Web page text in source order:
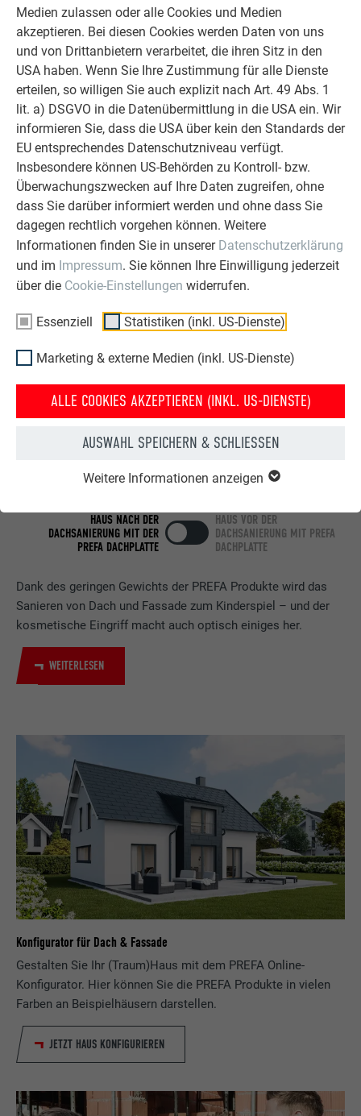
Medien zulassen oder alle Cookies und Medien
akzeptieren. Bei diesen Cookies werden Daten von uns
und von Drittanbietern verarbeitet, die ihren Sitz in den
USA haben. Wenn Sie Ihre Zustimmung für alle Dienste
erteilen, so willigen Sie auch explizit nach Art. 49 Abs. 1
lit. a) DSGVO in die Datenübermittlung in die USA ein. Wir
informieren Sie, dass die USA über kein den Standards der
EU entsprechendes Datenschutzniveau verfügt.
Insbesondere können US-Behörden zu Kontroll- bzw.
Überwachungszwecken auf Ihre Daten zugreifen, ohne
dass Sie darüber informiert werden und ohne dass Sie
dagegen rechtlich vorgehen können. Weitere
Informationen finden Sie in unserer Datenschutzerklärung
und im Impressum. Sie können Ihre Einwilligung jederzeit
über die Cookie-Einstellungen widerrufen.
Essenziell Statistiken (inkl. US-Dienste)
Marketing & externe Medien (inkl. US-Dienste)
ALLE COOKIES AKZEPTIEREN (INKL. US-DIENSTE)
AUSWAHL SPEICHERN & SCHLIESSEN
Weitere Informationen anzeigen
Deshalb versuchen wir als PREFA in
allen Phasen Ihres Projektes als
starker Begleiter zur Seite zu stehen.
Überzeugen Sie sich selbst!
WEITERLESEN
Dank des geringen Gewichts der PREFA Produkte wird das
Sanieren von Dach und Fassade zum Kinderspiel – und der
kosmetische Eingriff macht auch optisch einiges her.
WEITERLESEN
PREFA SANIERUNGSGALERIE
OBJEKTE VOR UND NACH DER SANIERUNG
HAUS NACH DER
DACHSANIERUNG MIT DER
PREFA DACHPLATTE
HAUS VOR DER
DACHSANIERUNG MIT PREFA
DACHPLATTE
Konfigurator für Dach & Fassade
Gestalten Sie Ihr (Traum)Haus mit dem PREFA Online-
Konfigurator. Hier können Sie die PREFA Produkte in vielen
Farben an Beispielhäusern darstellen.
JETZT HAUS KONFIGURIEREN